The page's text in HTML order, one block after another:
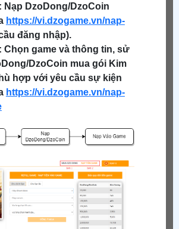
Nạp DzoDong/DzoCoin
https://vi.dzogame.vn/nap-
đăng nhập).
Chọn game và thông tin, sử
DzoCoin mua gói Kim
hợp với yêu cầu sự kiện
https://vi.dzogame.vn/nap-